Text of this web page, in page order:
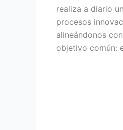
realiza a diario
procesos
alineándonos
objetivo común: